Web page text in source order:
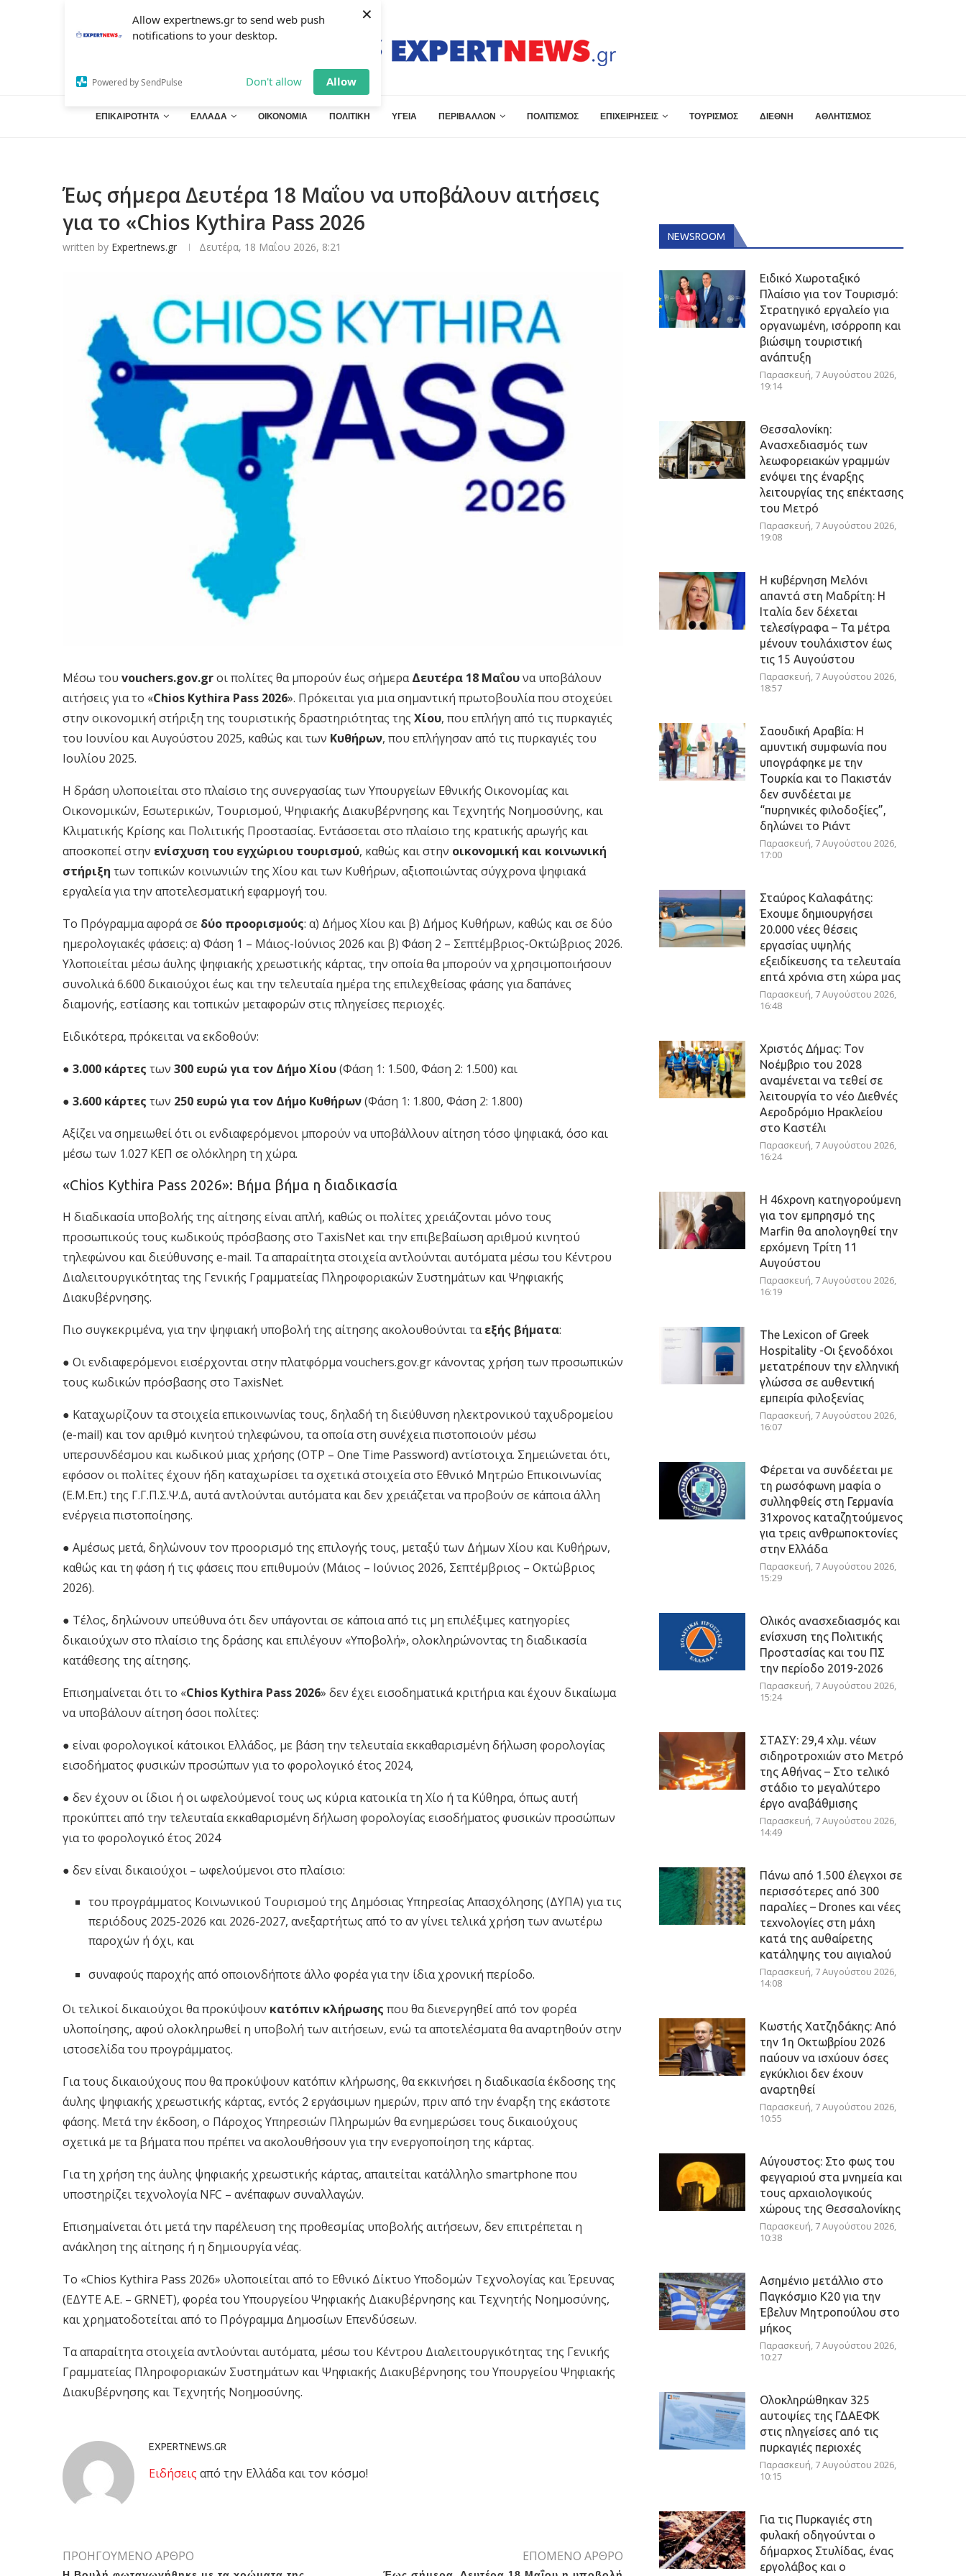
Allow expertnews.gr to send web push
notifications to your desktop.
Powered by SendPulse Don't allow Allow
×
ΕΠΙΚΑΙΡΟΤΗΤΑ ΕΛΛΑΔΑ ΟΙΚΟΝΟΜΙΑ ΠΟΛΙΤΙΚΗ ΥΓΕΙΑ ΠΕΡΙΒΑΛΛΟΝ ΠΟΛΙΤΙΣΜΟΣ ΕΠΙΧΕΙΡΗΣΕΙΣ ΤΟΥΡΙΣΜΟΣ ΔΙΕΘΝΗ ΑΘΛΗΤΙΣΜΟΣ
Έως σήμερα Δευτέρα 18 Μαΐου να υποβάλουν αιτήσεις
για το «Chios Kythira Pass 2026
written by Expertnews.gr Δευτέρα, 18 Μαΐου 2026, 8:21
Μέσω του vouchers.gov.grοι πολίτες θα μπορούν έως σήμεραΔευτέρα 18 Μαΐουνα υποβάλουν
αιτήσεις για το «Chios Kythira Pass 2026». Πρόκειται για μια σημαντική πρωτοβουλία που στοχεύει
στην οικονομική στήριξη της τουριστικής δραστηριότητας της Χίου, που επλήγη από τις πυρκαγιές
του Ιουνίου και Αυγούστου 2025, καθώς και των Κυθήρων, που επλήγησαν από τις πυρκαγιές του
Ιουλίου 2025.
Η δράση υλοποιείται στο πλαίσιο της συνεργασίας των Υπουργείων Εθνικής Οικονομίας και
Οικονομικών, Εσωτερικών, Τουρισμού, Ψηφιακής Διακυβέρνησης και Τεχνητής Νοημοσύνης, και
Κλιματικής Κρίσης και Πολιτικής Προστασίας. Εντάσσεται στο πλαίσιο της κρατικής αρωγής και
αποσκοπεί στην ενίσχυση του εγχώριου τουρισμού, καθώς και στην οικονομική και κοινωνική
στήριξη των τοπικών κοινωνιών της Χίου και των Κυθήρων, αξιοποιώντας σύγχρονα ψηφιακά
εργαλεία για την αποτελεσματική εφαρμογή του.
Το Πρόγραμμα αφορά σε δύο προορισμούς: α) Δήμος Χίου και β) Δήμος Κυθήρων, καθώς και σε δύο
ημερολογιακές φάσεις: α) Φάση 1 – Μάιος-Ιούνιος 2026 και β) Φάση 2 – Σεπτέμβριος-Οκτώβριος 2026.
Υλοποιείται μέσω άυλης ψηφιακής χρεωστικής κάρτας, την οποία θα μπορούν να χρησιμοποιήσουν
συνολικά 6.600 δικαιούχοι έως και την τελευταία ημέρα της επιλεχθείσας φάσης για δαπάνες
διαμονής, εστίασης και τοπικών μεταφορών στις πληγείσες περιοχές.
Ειδικότερα, πρόκειται να εκδοθούν:
● 3.000 κάρτες των 300 ευρώ για τον Δήμο Χίου(Φάση 1: 1.500, Φάση 2: 1.500) και
● 3.600 κάρτες των 250 ευρώ για τον Δήμο Κυθήρων(Φάση 1: 1.800, Φάση 2: 1.800)
Αξίζει να σημειωθεί ότι οι ενδιαφερόμενοι μπορούν να υποβάλλουν αίτηση τόσο ψηφιακά, όσο και
μέσω των 1.027 ΚΕΠ σε ολόκληρη τη χώρα.
«Chios Kythira Pass 2026»: Βήμα βήμα η διαδικασία
Η διαδικασία υποβολής της αίτησης είναι απλή, καθώς οι πολίτες χρειάζονται μόνο τους
προσωπικούς τους κωδικούς πρόσβασης στο TaxisNet και την επιβεβαίωση αριθμού κινητού
τηλεφώνου και διεύθυνσης e-mail. Τα απαραίτητα στοιχεία αντλούνται αυτόματα μέσω του Κέντρου
Διαλειτουργικότητας της Γενικής Γραμματείας Πληροφοριακών Συστημάτων και Ψηφιακής
Διακυβέρνησης.
Πιο συγκεκριμένα, για την ψηφιακή υποβολή της αίτησης ακολουθούνται ταεξής βήματα:
● Οι ενδιαφερόμενοι εισέρχονται στην πλατφόρμα vouchers.gov.gr κάνοντας χρήση των προσωπικών
τους κωδικών πρόσβασης στο TaxisNet.
● Καταχωρίζουν τα στοιχεία επικοινωνίας τους, δηλαδή τη διεύθυνση ηλεκτρονικού ταχυδρομείου
(e-mail) και τον αριθμό κινητού τηλεφώνου, τα οποία στη συνέχεια πιστοποιούν μέσω
υπερσυνδέσμου και κωδικού μιας χρήσης (OTP – One Time Password) αντίστοιχα. Σημειώνεται ότι,
εφόσον οι πολίτες έχουν ήδη καταχωρίσει τα σχετικά στοιχεία στο Εθνικό Μητρώο Επικοινωνίας
(Ε.Μ.Επ.) της Γ.Γ.Π.Σ.Ψ.Δ, αυτά αντλούνται αυτόματα και δεν χρειάζεται να προβούν σε κάποια άλλη
ενέργεια πιστοποίησης.
● Αμέσως μετά, δηλώνουν τον προορισμό της επιλογής τους, μεταξύ των Δήμων Χίου και Κυθήρων,
καθώς και τη φάση ή τις φάσεις που επιθυμούν (Μάιος – Ιούνιος 2026, Σεπτέμβριος – Οκτώβριος
2026).
● Τέλος, δηλώνουν υπεύθυνα ότι δεν υπάγονται σε κάποια από τις μη επιλέξιμες κατηγορίες
δικαιούχων στο πλαίσιο της δράσης και επιλέγουν «Υποβολή», ολοκληρώνοντας τη διαδικασία
κατάθεσης της αίτησης.
Επισημαίνεται ότι το «Chios Kythira Pass 2026» δεν έχει εισοδηματικά κριτήρια και έχουν δικαίωμα
να υποβάλουν αίτηση όσοι πολίτες:
● είναι φορολογικοί κάτοικοι Ελλάδος, με βάση την τελευταία εκκαθαρισμένη δήλωση φορολογίας
εισοδήματος φυσικών προσώπων για το φορολογικό έτος 2024,
● δεν έχουν οι ίδιοι ή οι ωφελούμενοί τους ως κύρια κατοικία τη Χίο ή τα Κύθηρα, όπως αυτή
προκύπτει από την τελευταία εκκαθαρισμένη δήλωση φορολογίας εισοδήματος φυσικών προσώπων
για το φορολογικό έτος 2024
● δεν είναι δικαιούχοι – ωφελούμενοι στο πλαίσιο:
του προγράμματος Κοινωνικού Τουρισμού της Δημόσιας Υπηρεσίας Απασχόλησης (ΔΥΠΑ) για τις
περιόδους 2025-2026 και 2026-2027, ανεξαρτήτως από το αν γίνει τελικά χρήση των ανωτέρω
παροχών ή όχι, και
συναφούς παροχής από οποιονδήποτε άλλο φορέα για την ίδια χρονική περίοδο.
Οι τελικοί δικαιούχοι θα προκύψουν κατόπιν κλήρωσης που θα διενεργηθεί από τον φορέα
υλοποίησης, αφού ολοκληρωθεί η υποβολή των αιτήσεων, ενώ τα αποτελέσματα θα αναρτηθούν στην
ιστοσελίδα του προγράμματος.
Για τους δικαιούχους που θα προκύψουν κατόπιν κλήρωσης, θα εκκινήσει η διαδικασία έκδοσης της
άυλης ψηφιακής χρεωστικής κάρτας, εντός 2 εργάσιμων ημερών, πριν από την έναρξη της εκάστοτε
φάσης. Μετά την έκδοση, ο Πάροχος Υπηρεσιών Πληρωμών θα ενημερώσει τους δικαιούχους
σχετικά με τα βήματα που πρέπει να ακολουθήσουν για την ενεργοποίηση της κάρτας.
Για τη χρήση της άυλης ψηφιακής χρεωστικής κάρτας, απαιτείται κατάλληλο smartphone που
υποστηρίζει τεχνολογία NFC – ανέπαφων συναλλαγών.
Επισημαίνεται ότι μετά την παρέλευση της προθεσμίας υποβολής αιτήσεων, δεν επιτρέπεται η
ανάκληση της αίτησης ή η δημιουργία νέας.
Το «Chios Kythira Pass 2026» υλοποιείται από το Εθνικό Δίκτυο Υποδομών Τεχνολογίας και Έρευνας
(ΕΔΥΤΕ Α.Ε. – GRNET), φορέα του Υπουργείου Ψηφιακής Διακυβέρνησης και Τεχνητής Νοημοσύνης,
και χρηματοδοτείται από το Πρόγραμμα Δημοσίων Επενδύσεων.
Τα απαραίτητα στοιχεία αντλούνται αυτόματα, μέσω του Κέντρου Διαλειτουργικότητας της Γενικής
Γραμματείας Πληροφοριακών Συστημάτων και Ψηφιακής Διακυβέρνησης του Υπουργείου Ψηφιακής
Διακυβέρνησης και Τεχνητής Νοημοσύνης.
EXPERTNEWS.GR
Eιδήσεις από την Ελλάδα και τον κόσμο!
ΠΡΟΗΓΟΥΜΕΝΟ ΑΡΘΡΟ ΕΠΟΜΕΝΟ ΑΡΘΡΟ
NEWSROOM
Ειδικό Χωροταξικό
Πλαίσιο για τον Τουρισμό:
Στρατηγικό εργαλείο για
οργανωμένη, ισόρροπη και
βιώσιμη τουριστική
ανάπτυξη
Παρασκευή, 7 Αυγούστου 2026,
19:14
Θεσσαλονίκη:
Ανασχεδιασμός των
λεωφορειακών γραμμών
ενόψει της έναρξης
λειτουργίας της επέκτασης
του Μετρό
Παρασκευή, 7 Αυγούστου 2026,
19:08
Η κυβέρνηση Μελόνι
απαντά στη Μαδρίτη: Η
Ιταλία δεν δέχεται
τελεσίγραφα – Τα μέτρα
μένουν τουλάχιστον έως
τις 15 Αυγούστου
Παρασκευή, 7 Αυγούστου 2026,
18:57
Σαουδική Αραβία: Η
αμυντική συμφωνία που
υπογράφηκε με την
Τουρκία και το Πακιστάν
δεν συνδέεται με
“πυρηνικές φιλοδοξίες”,
δηλώνει το Ριάντ
Παρασκευή, 7 Αυγούστου 2026,
17:00
Σταύρος Καλαφάτης:
Έχουμε δημιουργήσει
20.000 νέες θέσεις
εργασίας υψηλής
εξειδίκευσης τα τελευταία
επτά χρόνια στη χώρα μας
Παρασκευή, 7 Αυγούστου 2026,
16:48
Χριστός Δήμας: Τον
Νοέμβριο του 2028
αναμένεται να τεθεί σε
λειτουργία το νέο Διεθνές
Αεροδρόμιο Ηρακλείου
στο Καστέλι
Παρασκευή, 7 Αυγούστου 2026,
16:24
Η 46χρονη κατηγορούμενη
για τον εμπρησμό της
Marfin θα απολογηθεί την
ερχόμενη Τρίτη 11
Αυγούστου
Παρασκευή, 7 Αυγούστου 2026,
16:19
The Lexicon of Greek
Hospitality -Οι ξενοδόχοι
μετατρέπουν την ελληνική
γλώσσα σε αυθεντική
εμπειρία φιλοξενίας
Παρασκευή, 7 Αυγούστου 2026,
16:07
Φέρεται να συνδέεται με
τη ρωσόφωνη μαφία ο
συλληφθείς στη Γερμανία
31χρονος καταζητούμενος
για τρεις ανθρωποκτονίες
στην Ελλάδα
Παρασκευή, 7 Αυγούστου 2026,
15:29
Ολικός ανασχεδιασμός και
ενίσχυση της Πολιτικής
Προστασίας και του ΠΣ
την περίοδο 2019-2026
Παρασκευή, 7 Αυγούστου 2026,
15:24
ΣΤΑΣΥ: 29,4 χλμ. νέων
σιδηροτροχιών στο Μετρό
της Αθήνας – Στο τελικό
στάδιο το μεγαλύτερο
έργο αναβάθμισης
Παρασκευή, 7 Αυγούστου 2026,
14:49
Πάνω από 1.500 έλεγχοι σε
περισσότερες από 300
παραλίες – Drones και νέες
τεχνολογίες στη μάχη
κατά της αυθαίρετης
κατάληψης του αιγιαλού
Παρασκευή, 7 Αυγούστου 2026,
14:08
Κωστής Χατζηδάκης: Από
την 1η Οκτωβρίου 2026
παύουν να ισχύουν όσες
εγκύκλιοι δεν έχουν
αναρτηθεί
Παρασκευή, 7 Αυγούστου 2026,
10:55
Αύγουστος: Στο φως του
φεγγαριού στα μνημεία και
τους αρχαιολογικούς
χώρους της Θεσσαλονίκης
Παρασκευή, 7 Αυγούστου 2026,
10:38
Ασημένιο μετάλλιο στο
Παγκόσμιο Κ20 για την
Έβελυν Μητροπούλου στο
μήκος
Παρασκευή, 7 Αυγούστου 2026,
10:27
Ολοκληρώθηκαν 325
αυτοψίες της ΓΔΑΕΦΚ
στις πληγείσες από τις
πυρκαγιές περιοχές
Παρασκευή, 7 Αυγούστου 2026,
10:15
Για τις Πυρκαγιές στη
φυλακή οδηγούνται ο
δήμαρχος Στυλίδας, ένας
εργολάβος και ο